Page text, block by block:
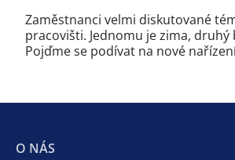
Zaměstnanci velmi diskutované
pracovišti. Jednomu je zima, druhý
Pojďme se podívat na nové
O NÁS